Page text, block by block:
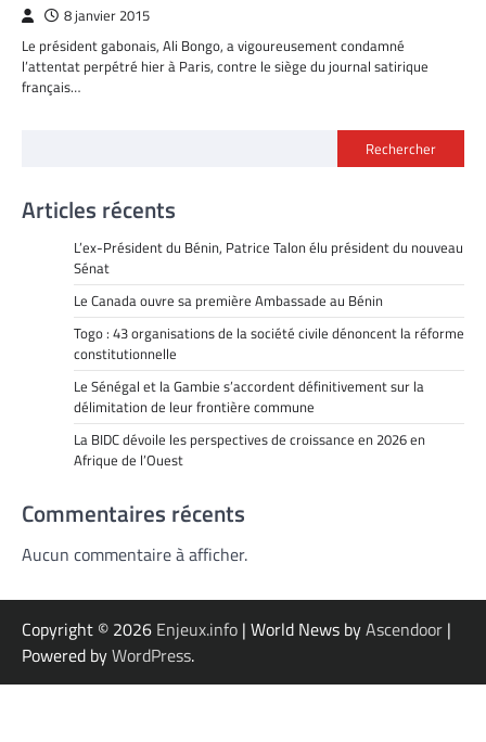
8 janvier 2015
Le président gabonais, Ali Bongo, a vigoureusement condamné
l’attentat perpétré hier à Paris, contre le siège du journal satirique
français…
Rechercher
Articles récents
L’ex-Président du Bénin, Patrice Talon élu président du nouveau
Sénat
Le Canada ouvre sa première Ambassade au Bénin
Togo : 43 organisations de la société civile dénoncent la réforme
constitutionnelle
Le Sénégal et la Gambie s’accordent définitivement sur la
délimitation de leur frontière commune
La BIDC dévoile les perspectives de croissance en 2026 en
Afrique de l’Ouest
Commentaires récents
Aucun commentaire à afficher.
Copyright © 2026 Enjeux.info | World News byAscendoor |
Powered byWordPress.